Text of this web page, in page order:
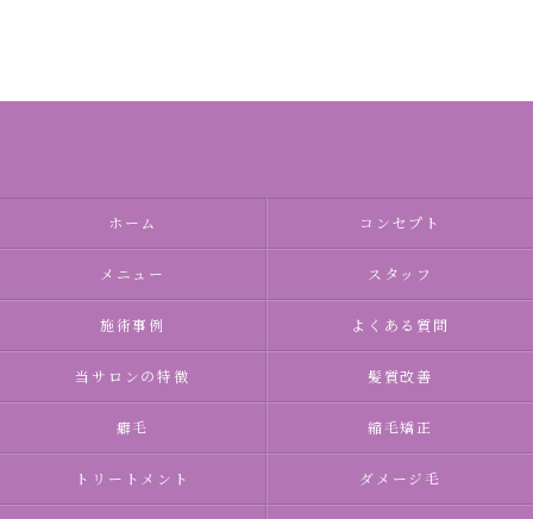
ホーム コンセプト
メニュー スタッフ
施術事例 よくある質問
当サロンの特徴 髪質改善
癖毛 縮毛矯正
トリートメント ダメージ毛